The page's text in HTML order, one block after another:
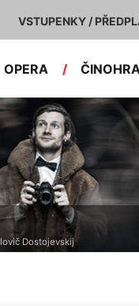
VSTUPENKY /
OPERA / ČINOHRA
Dostojevskij